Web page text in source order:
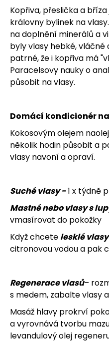
Kopřiva, přeslička a
královny bylinek na
na doplnění minerálů a
byly vlasy hebké, vláčné
patrné, že i kopřiva má
Paracelsovy nauky o
působit na vlasy.
Domácí kondicionér
Kokosovým olejem
několik hodin působit a
vlasy navoní a opraví.
Suché vlasy -1 x týdně
Mastné nebo vlasy s
vmasírovat do pokožky
Když chcete lesklé vlasy
citronovou vodou a pak
Regenerace vlasů–
s medem, zabalte vlasy
Masáž hlavy prokrví
a vyrovnává tvorbu
levandulový olej